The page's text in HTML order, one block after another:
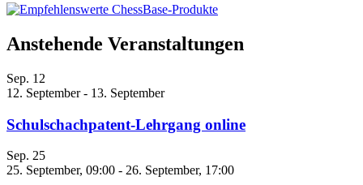
Anstehende Veranstaltungen
Sep. 12
12. September- 13. September
Schulschachpatent-Lehrgang online
Sep. 25
25. September, 09:00 - 26. September, 17:00